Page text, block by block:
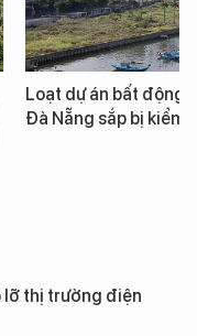
Loạt dự án bất động
Đà Nẵng sắp bị kiểm
lỡ thị trường điện